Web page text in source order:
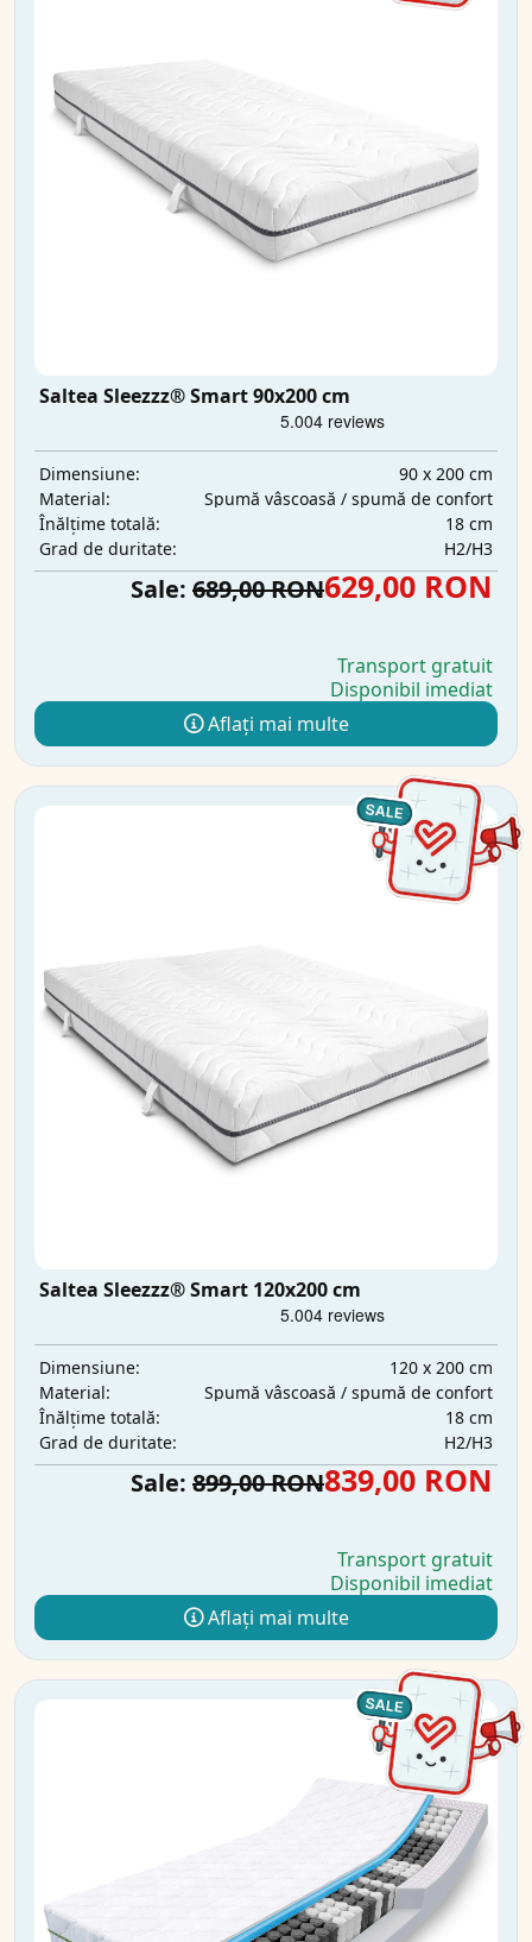
Saltea Sleezzz® Smart 90x200 cm
Dimensiune:
90 x 200 cm
Material:
Spumă vâscoasă / spumă de confort
Înălțime totală:
18 cm
Grad de duritate:
H2/H3
Sale: 689,00 RON629,00 RON
Transport gratuit
Disponibil imediat
Aflați mai multe
Saltea Sleezzz® Smart 120x200 cm
Dimensiune:
120 x 200 cm
Material:
Spumă vâscoasă / spumă de confort
Înălțime totală:
18 cm
Grad de duritate:
H2/H3
Sale: 899,00 RON839,00 RON
Transport gratuit
Disponibil imediat
Aflați mai multe